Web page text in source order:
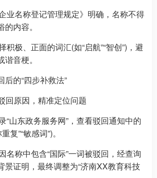
业名称登记管理规定》明确，名称不得
内容。
积极、正面的词汇(如“启航”“智创”)，避
音梗。
的“四步补救法”
回原因，精准定位问题
“山东政务服务网”，查看驳回通知中的
复”“敏感词”)。
名称中包含“国际”一词被驳回，经查询
景证明，最终调整为“济南XX教育科技